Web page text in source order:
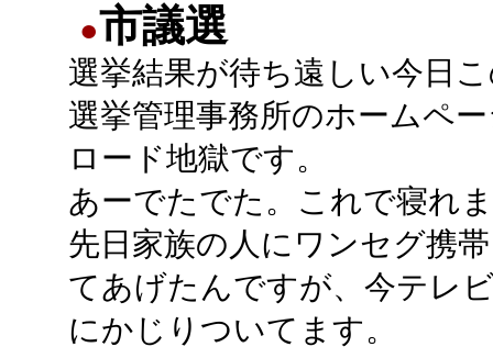
●市議選
選挙結果が待ち遠しい今日
選挙管理事務所のホームペ
ロード地獄です。
あーでたでた。これで寝れ
先日家族の人にワンセグ携
てあげたんですが、今テレ
にかじりついてます。